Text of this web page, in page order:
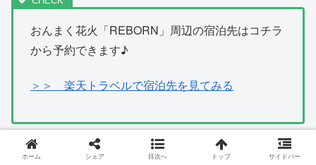
おんまく花火「REBORN」周辺の宿泊先はコチラ
から予約できます♪
＞＞ 楽天トラベルで宿泊先を見てみる
ホーム シェア 目次へ トップ サイドバー